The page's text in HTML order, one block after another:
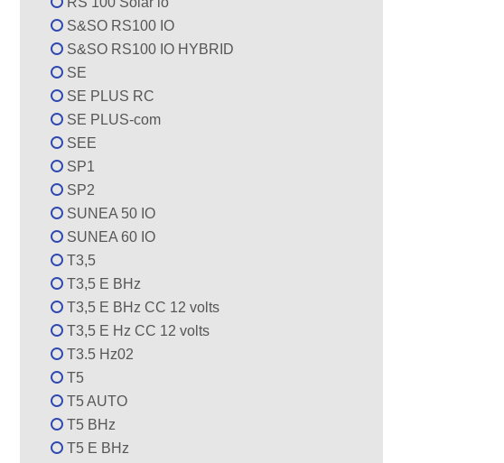
S&SO RS100 IO
S&SO RS100 IO HYBRID
SE
SE PLUS RC
SE PLUS-com
SEE
SP1
SP2
SUNEA 50 IO
SUNEA 60 IO
T3,5
T3,5 E BHz
T3,5 E BHz CC 12 volts
T3,5 E Hz CC 12 volts
T3.5 Hz02
T5
T5 AUTO
T5 BHz
T5 E BHz